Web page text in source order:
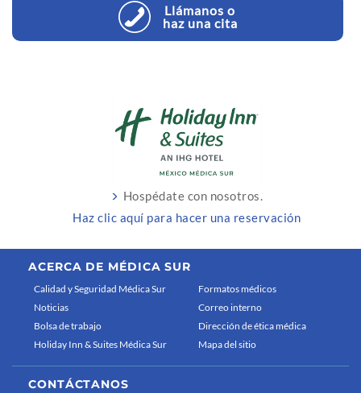
Llámanos o
haz una cita
Hospédate con nosotros.
Haz clic aquí para hacer una reservación
ACERCA DE MÉDICA SUR
Calidad y Seguridad Médica Sur
Noticias
Bolsa de trabajo
Holiday Inn & Suites Médica Sur
Formatos médicos
Correo interno
Dirección de ética médica
Mapa del sitio
CONTÁCTANOS